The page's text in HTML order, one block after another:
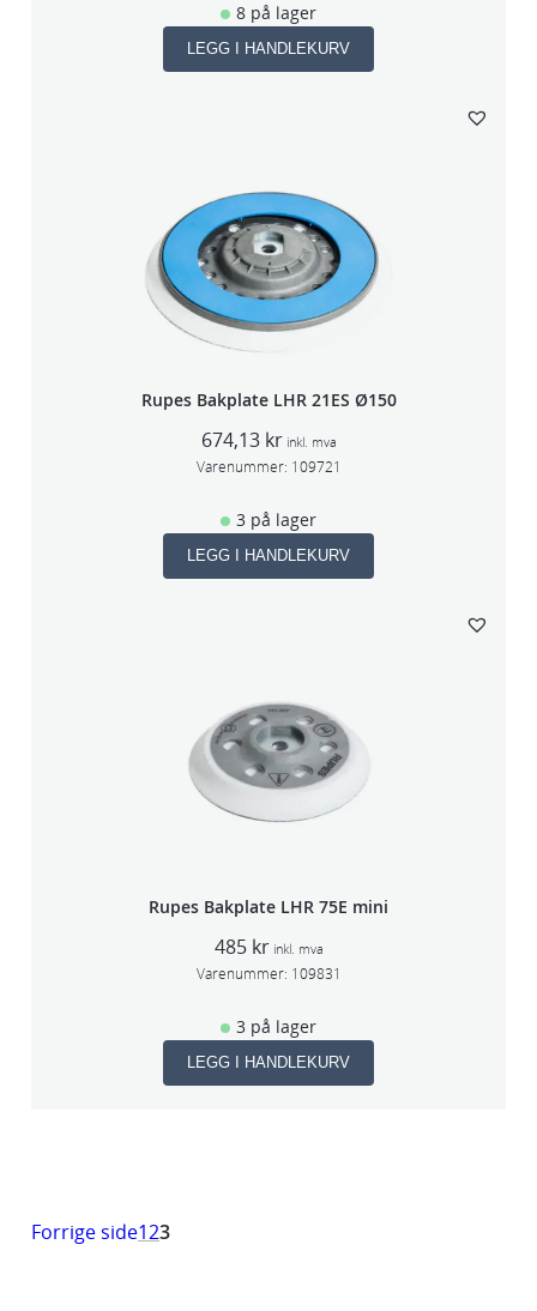
8 på lager
LEGG I HANDLEKURV
Rupes Bakplate LHR 21ES Ø150
674,13 kr inkl. mva
Varenummer: 109721
3 på lager
LEGG I HANDLEKURV
Rupes Bakplate LHR 75E mini
485 kr inkl. mva
Varenummer: 109831
3 på lager
LEGG I HANDLEKURV
Forrige side123